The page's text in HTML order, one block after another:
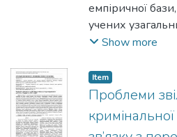
емпіричної
учених
ознаки
використано
методів, а саме:
системно-
Show more
Item
Проблеми
кримінальної